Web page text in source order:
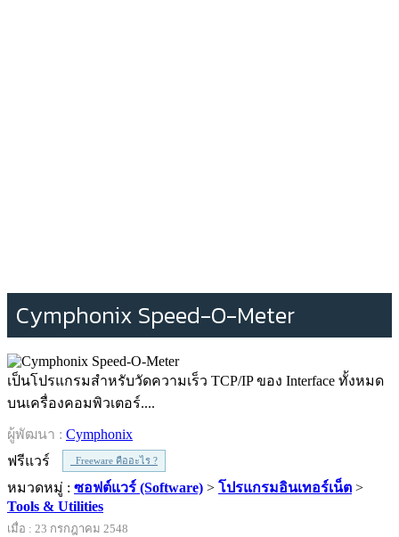
Cymphonix Speed-O-Meter
เป็นโปรแกรมสำหรับวัดความเร็ว TCP/IP ของ Interface ทั้งหมด
บนเครื่องคอมพิวเตอร์....
ผู้พัฒนา : Cymphonix
ฟรีแวร์
Freeware คืออะไร ?
หมวดหมู่ : ซอฟต์แวร์ (Software) > โปรแกรมอินเทอร์เน็ต >
Tools & Utilities
เมื่อ : 23 กรกฎาคม 2548